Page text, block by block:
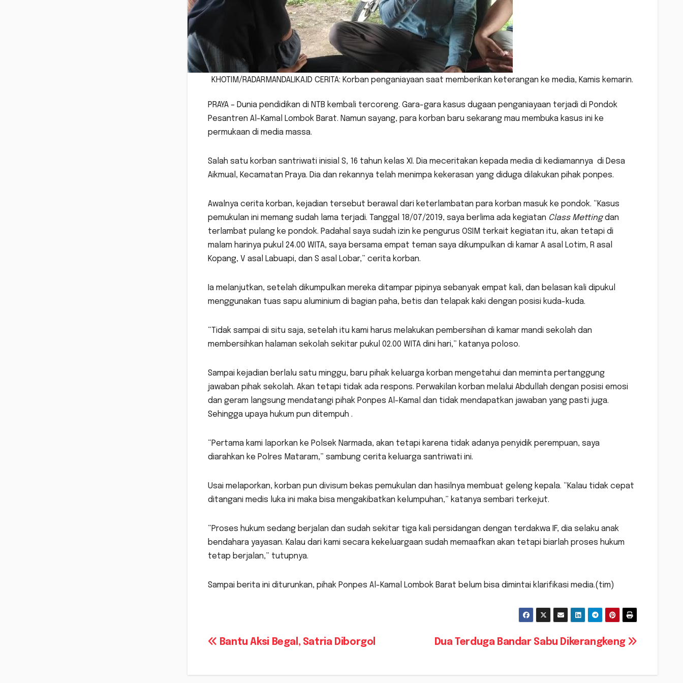
KHOTIM/RADARMANDALIKA.ID CERITA: Korban penganiayaan saat memberikan keterangan ke media, Kamis kemarin.
PRAYA – Dunia pendidikan di NTB kembali tercoreng. Gara-gara kasus dugaan penganiayaan terjadi di Pondok
Pesantren Al-Kamal Lombok Barat. Namun sayang, para korban baru sekarang mau membuka kasus ini ke
permukaan di media massa.
Salah satu korban santriwati inisial S, 16 tahun kelas XI. Dia meceritakan kepada media di kediamannya di Desa
Aikmual, Kecamatan Praya. Dia dan rekannya telah menimpa kekerasan yang diduga dilakukan pihak ponpes.
Awalnya cerita korban, kejadian tersebut berawal dari keterlambatan para korban masuk ke pondok. “Kasus
pemukulan ini memang sudah lama terjadi. Tanggal 18/07/2019, saya berlima ada kegiatan Class Mettingdan
terlambat pulang ke pondok. Padahal saya sudah izin ke pengurus OSIM terkait kegiatan itu, akan tetapi di
malam harinya pukul 24.00 WITA, saya bersama empat teman saya dikumpulkan di kamar A asal Lotim, R asal
Kopang, V asal Labuapi, dan S asal Lobar,” cerita korban.
Ia melanjutkan, setelah dikumpulkan mereka ditampar pipinya sebanyak empat kali, dan belasan kali dipukul
menggunakan tuas sapu aluminium di bagian paha, betis dan telapak kaki dengan posisi kuda-kuda.
“Tidak sampai di situ saja, setelah itu kami harus melakukan pembersihan di kamar mandi sekolah dan
membersihkan halaman sekolah sekitar pukul 02.00 WITA dini hari,” katanya poloso.
Sampai kejadian berlalu satu minggu, baru pihak keluarga korban mengetahui dan meminta pertanggung
jawaban pihak sekolah. Akan tetapi tidak ada respons. Perwakilan korban melalui Abdullah dengan posisi emosi
dan geram langsung mendatangi pihak Ponpes Al-Kamal dan tidak mendapatkan jawaban yang pasti juga.
Sehingga upaya hukum pun ditempuh .
“Pertama kami laporkan ke Polsek Narmada, akan tetapi karena tidak adanya penyidik perempuan, saya
diarahkan ke Polres Mataram,” sambung cerita keluarga santriwati ini.
Usai melaporkan, korban pun divisum bekas pemukulan dan hasilnya membuat geleng kepala. “Kalau tidak cepat
ditangani medis luka ini maka bisa mengakibatkan kelumpuhan,” katanya sembari terkejut.
“Proses hukum sedang berjalan dan sudah sekitar tiga kali persidangan dengan terdakwa IF, dia selaku anak
bendahara yayasan. Kalau dari kami secara kekeluargaan sudah memaafkan akan tetapi biarlah proses hukum
tetap berjalan,” tutupnya.
Sampai berita ini diturunkan, pihak Ponpes Al-Kamal Lombok Barat belum bisa dimintai klarifikasi media.(tim)
Navigasi
Dua Terduga Bandar Sabu Dikerangkeng
Bantu Aksi Begal, Satria Diborgol